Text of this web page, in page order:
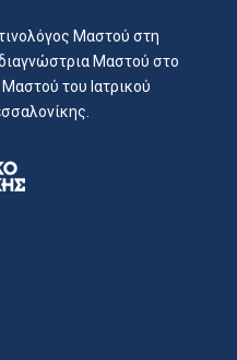
Μαστού στη
Μαστού στο
του Ιατρικού